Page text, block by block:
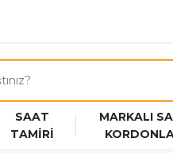
SAAT
TAMİRİ
MARKALI